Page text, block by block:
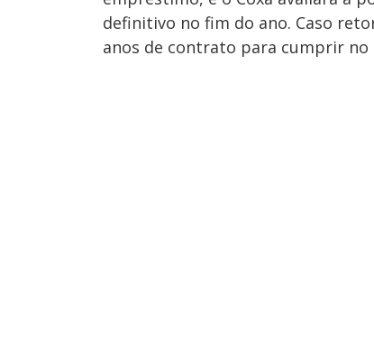
definitivo no fim do ano. Caso
anos de contrato para cumprir no